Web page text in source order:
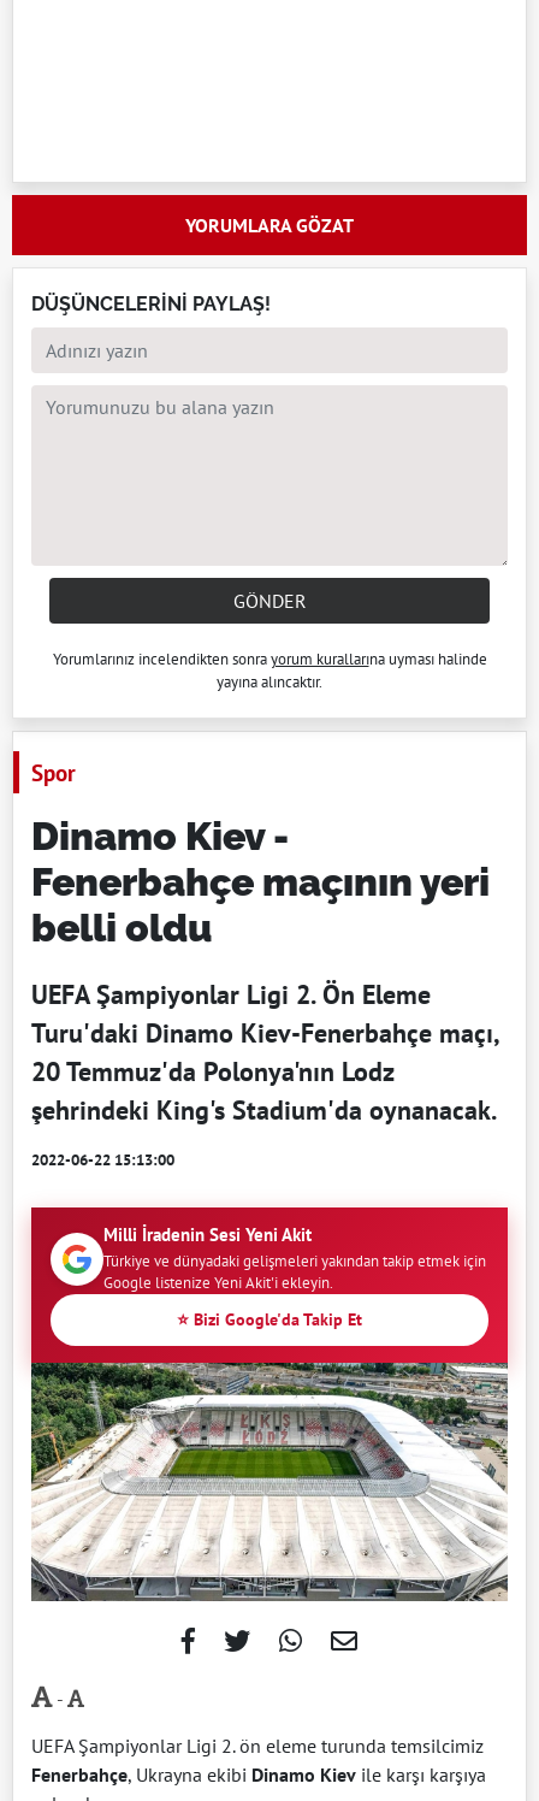
YORUMLARA GÖZAT
DÜŞÜNCELERİNİ PAYLAŞ!
GÖNDER
Yorumlarınız incelendikten sonrayorum kurallarına uyması halinde
yayına alıncaktır.
Spor
Dinamo Kiev -
Fenerbahçe maçının yeri
belli oldu
UEFA Şampiyonlar Ligi 2. Ön Eleme
Turu'daki Dinamo Kiev-Fenerbahçe maçı,
20 Temmuz'da Polonya'nın Lodz
şehrindeki King's Stadium'da oynanacak.
2022-06-22 15:13:00
Milli İradenin Sesi Yeni Akit
Türkiye ve dünyadaki gelişmeleri yakından takip etmek için
Google listenize Yeni Akit'i ekleyin.
⭐ Bizi Google'da Takip Et
-
UEFA Şampiyonlar Ligi 2. ön eleme turunda temsilcimiz
Fenerbahçe, Ukrayna ekibi Dinamo Kiev ile karşı karşıya